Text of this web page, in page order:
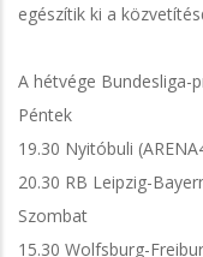
egészítik ki a
A hétvége Bundesliga-
Péntek
19.30 Nyitóbuli
20.30 RB Leipzig-
Szombat
15.30 Wolfsburg-